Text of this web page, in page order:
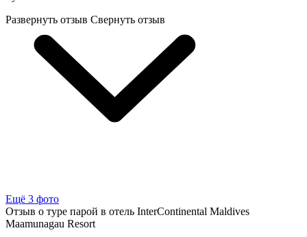
Развернуть отзыв Свернуть отзыв
Ещё 3 фото
Отзыв о туре парой в отель InterContinental Maldives
Maamunagau Resort